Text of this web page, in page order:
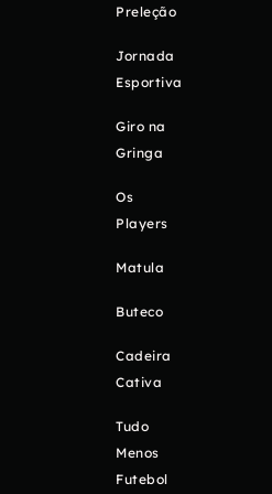
Preleção
Jornada
Esportiva
Giro na
Gringa
Os
Players
Matula
Buteco
Cadeira
Cativa
Tudo
Menos
Futebol